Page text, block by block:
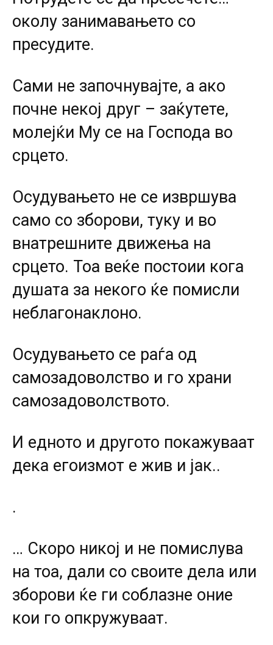
околу занимавањето со
пресудите.
Сами не започнувајте, а ако
почне некој друг – заќутете,
молејќи Му се на Господа во
срцето.
Осудувањето не се извршува
само со зборови, туку и во
внатрешните движења на
срцето. Тоа веќе постоии кога
душата за некого ќе помисли
неблагонаклоно.
Осудувањето се раѓа од
самозадоволство и го храни
самозадоволството.
И едното и другото покажуваат
дека егоизмот е жив и јак..
.
… Скоро никој и не помислува
на тоа, дали со своите дела или
зборови ќе ги соблазне оние
кои го опкружуваат.